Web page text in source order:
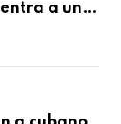
a un
dentro